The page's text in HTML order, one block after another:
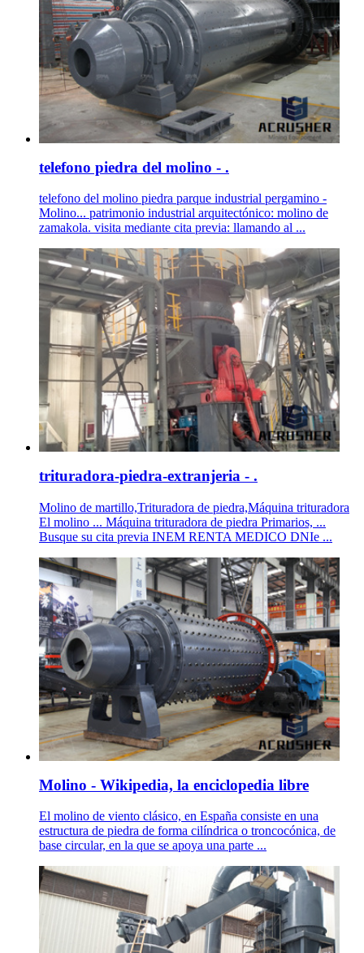
telefono piedra del molino - .
telefono del molino piedra parque industrial pergamino -
Molino... patrimonio industrial arquitectónico: molino de
zamakola. visita mediante cita previa: llamando al ...
trituradora-piedra-extranjeria - .
Molino de martillo,Trituradora de piedra,Máquina trituradora
El molino ... Máquina trituradora de piedra Primarios, ...
Busque su cita previa INEM RENTA MEDICO DNIe ...
Molino - Wikipedia, la enciclopedia libre
El molino de viento clásico, en España consiste en una
estructura de piedra de forma cilíndrica o troncocónica, de
base circular, en la que se apoya una parte ...